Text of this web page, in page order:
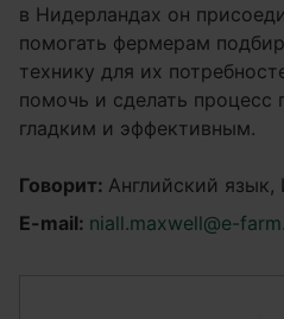
в Нидерландах он
помогать фермерам
технику для их
помочь и сделать процесс
гладким и эффективным.
Говорит: Английский язык,
E-mail: niall.maxwell@e-